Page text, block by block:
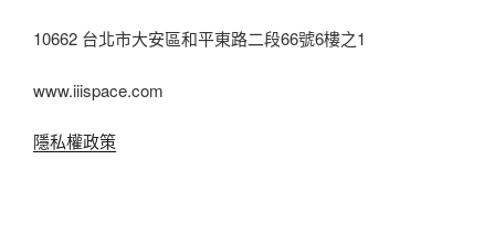
10662 台北市大安區和平東路二段66號6樓之1
www.iiispace.com
隱私權政策